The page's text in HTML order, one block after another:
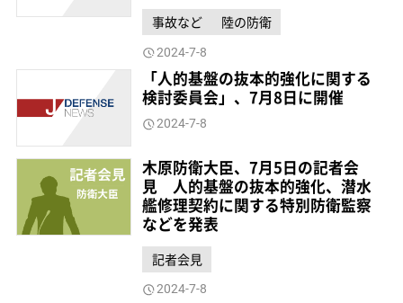
事故など 陸の防衛
2024-7-8
「人的基盤の抜本的強化に関する
検討委員会」、7月8日に開催
2024-7-8
木原防衛大臣、7月5日の記者会
見 人的基盤の抜本的強化、潜水
艦修理契約に関する特別防衛監察
などを発表
記者会見
2024-7-8